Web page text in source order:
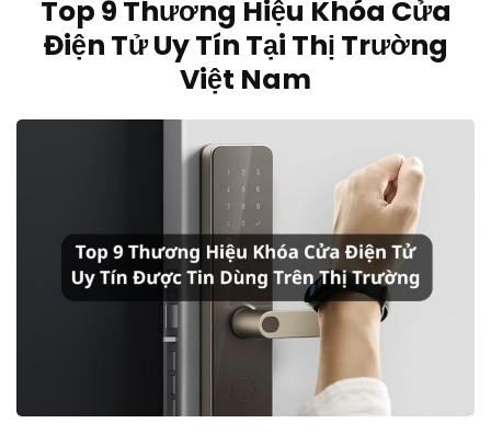
Top 9 Thương Hiệu Khóa Cửa
Điện Tử Uy Tín Tại Thị Trường
Việt Nam